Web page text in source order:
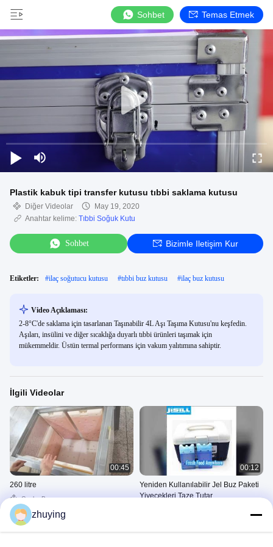
Sohbet Temas Etmek
Plastik kabuk tipi transfer kutusu tıbbi saklama kutusu
Diğer Videolar
May 19, 2020
Anahtar kelime: Tıbbi Soğuk Kutu
Sohbet Bizimle Iletişim Kur
Etiketler: #ilaç soğutucu kutusu #tıbbi buz kutusu #ilaç buz kutusu
Video Açıklaması:
2-8°C'de saklama için tasarlanan Taşınabilir 4L Aşı Taşıma Kutusu'nu keşfedin.
Aşıları, insülini ve diğer sıcaklığa duyarlı tıbbi ürünleri taşımak için
mükemmeldir. Üstün termal performans için vakum yalıtımına sahiptir.
İlgili Videolar
00:45
260 litre
Cooler Box
September 10, 2021
00:12
Yeniden Kullanılabilir Jel Buz Paketi
Yiyecekleri Taze Tutar
zhuying